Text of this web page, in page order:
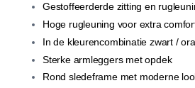
Gestoffeerderde zitting en
Hoge rugleuning voor extra
In de kleurencombinatie zwart /
Sterke armleggers met opdek
Rond sledeframe met moderne